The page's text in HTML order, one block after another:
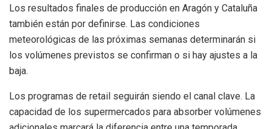
Los resultados finales de producción en Aragón y Cataluña
también están por definirse. Las condiciones
meteorológicas de las próximas semanas determinarán si
los volúmenes previstos se confirman o si hay ajustes a la
baja.
Los programas de retail seguirán siendo el canal clave. La
capacidad de los supermercados para absorber volúmenes